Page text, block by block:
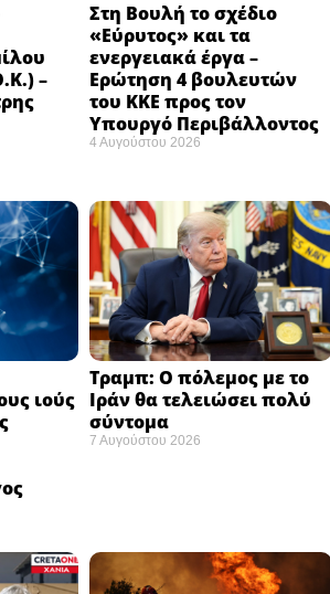
–
Στη Βουλή το σχέδιο
«Εύρυτος» και τα
ενεργειακά έργα –
Ερώτηση 4 βουλευτών
του ΚΚΕ προς τον
Υπουργό Περιβάλλοντος
4 Αυγούστου 2026
ιούς
Τραμπ: Ο πόλεμος με το
Ιράν θα τελειώσει πολύ
σύντομα ​
7 Αυγούστου 2026